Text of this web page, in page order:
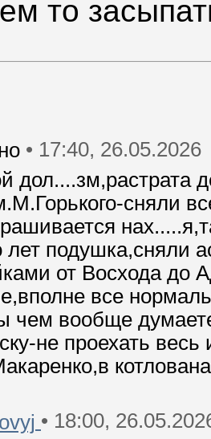
то
• 17:40, 26.05.2026
дол....зм,растрата
сняли
лет подушка,сняли
от Восхода до
все
чем вообще
не проехать
• 18:00,